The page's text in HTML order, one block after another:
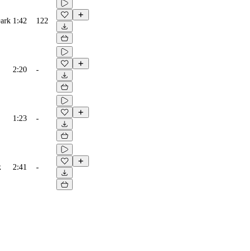
1:42 122
2:20 -
1:23 -
2:41 -